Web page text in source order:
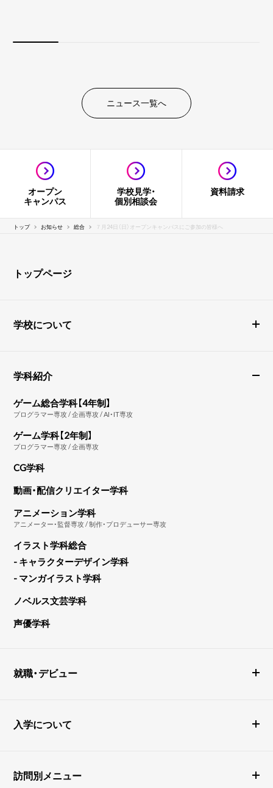
ニュース一覧へ
オープン
キャンパス
学校見学・
個別相談会
資料請求
トップ お知らせ 総合 ７月24日（日）オープンキャンパスにご参加の皆様へ
トップページ
学校について
学科紹介
ゲーム総合学科【4年制】
プログラマー専攻 / 企画専攻 / AI・IT専攻
ゲーム学科【2年制】
プログラマー専攻 / 企画専攻
CG学科
動画・配信クリエイター学科
アニメーション学科
アニメーター・監督専攻 / 制作・プロデューサー専攻
イラスト学科総合
- キャラクターデザイン学科
- マンガイラスト学科
ノベルス文芸学科
声優学科
就職・デビュー
入学について
訪問別メニュー